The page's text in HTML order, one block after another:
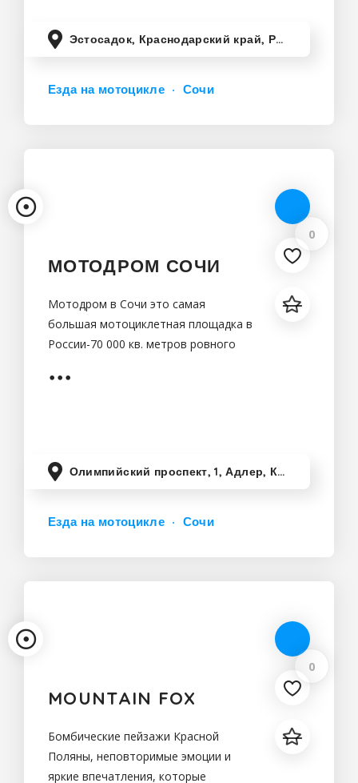
Эстосадок, Краснодарский край, Россия
Езда на мотоцикле Сочи
0
МОТОДРОМ СОЧИ
Мотодром в Сочи это самая
большая мотоциклетная площадка в
России-70 000 кв. метров ровного
мото джимханы разных уровней
Олимпийский проспект, 1, Адлер, Краснодарский край, Россия
Езда на мотоцикле Сочи
0
MOUNTAIN FOX
Бомбические пейзажи Красной
Поляны, неповторимые эмоции и
яркие впечатления, которые